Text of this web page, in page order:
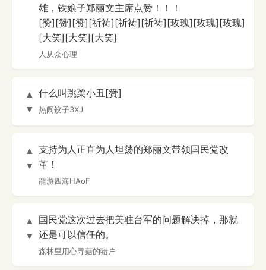
雄，铁娘子郑丽文主席点赞！！！
[赞][赞][赞][祈祷][祈祷][祈祷][玫瑰][玫瑰][玫瑰]
[大笑][大笑][大笑]
人从众心理
▲
▼
什么叫跳梁小丑[赞]
热闹饺子3XJ
▲
▼
支持为人正直为人坦荡的郑丽文带领国民党改
革！
龍游四海HAoF
▲
▼
国民党这次过去把美驻台军的问题解决掉，那就
还是可以信任的。
森林里用心寻菇的猎户